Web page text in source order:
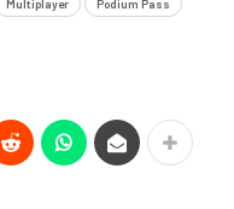
Multiplayer Podium Pass